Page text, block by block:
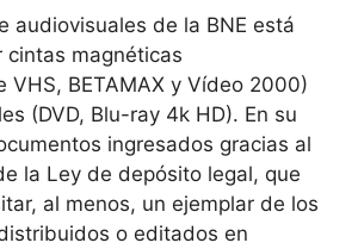
audiovisuales de la BNE está
cintas magnéticas
VHS, BETAMAX y Vídeo 2000)
(DVD, Blu-ray 4k HD). En su
ingresados gracias al
la Ley de depósito legal, que
al menos, un ejemplar de los
o editados en